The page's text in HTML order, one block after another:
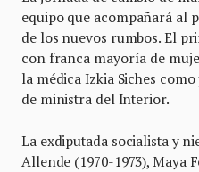
equipo que acompañará al
de los nuevos rumbos. El
con franca mayoría de
la médica Izkia Siches
de ministra del Interior.
La exdiputada socialista y
Allende (1970-1973), Maya